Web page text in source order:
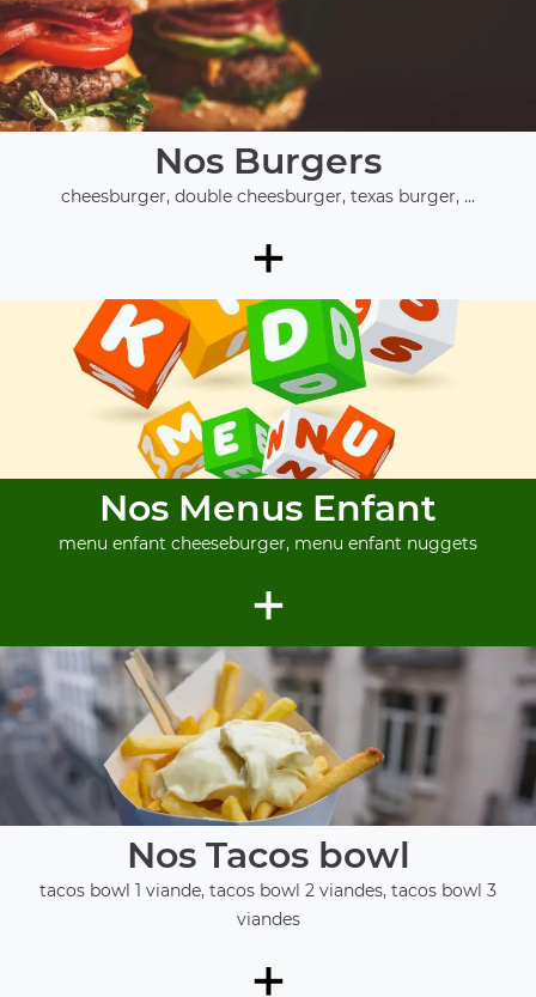
Nos Burgers
cheesburger, double cheesburger, texas burger, ...
+
Nos Menus Enfant
menu enfant cheeseburger, menu enfant nuggets
+
Nos Tacos bowl
tacos bowl 1 viande, tacos bowl 2 viandes, tacos bowl 3
viandes
+